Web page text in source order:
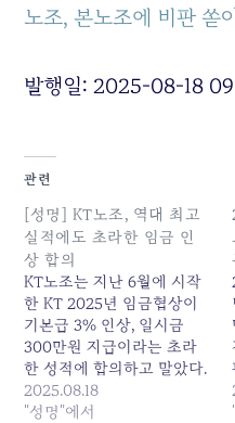
노조, 본노조에 비판 쏟
발행일: 2025-08-18
관련
[성명] KT노조, 역대 최고
실적에도 초라한 임금 인
상 합의
KT노조는 지난 6월에 시작
한 KT 2025년 임금협상이
기본급 3% 인상, 일시금
300만원 지급이라는 초라
한 성적에 합의하고 말았다.
이번 합의로 LGU+ 와의 격
차가 더 벌어져 통신3사 중
2025.08.18
"성명"에서